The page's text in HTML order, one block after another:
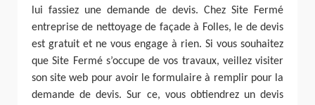
lui fassiez une demande de devis. Chez Site Fermé
entreprise de nettoyage de façade à Folles, le de devis
est gratuit et ne vous engage à rien. Si vous souhaitez
que Site Fermé s’occupe de vos travaux, veillez visiter
son site web pour avoir le formulaire à remplir pour la
demande de devis. Sur ce, vous obtiendrez un devis